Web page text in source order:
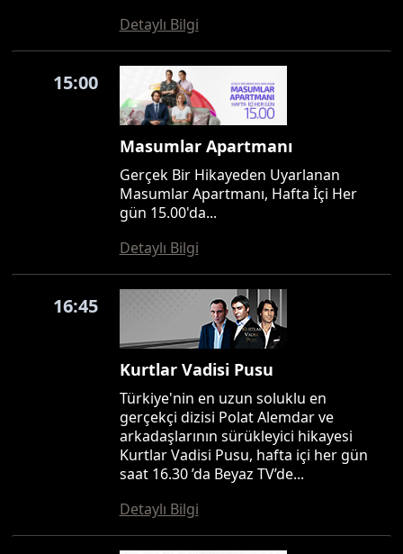
Detaylı Bilgi
15:00
Masumlar Apartmanı
Gerçek Bir Hikayeden Uyarlanan
Masumlar Apartmanı, Hafta İçi Her
gün 15.00'da...
Detaylı Bilgi
16:45
Kurtlar Vadisi Pusu
Türkiye'nin en uzun soluklu en
gerçekçi dizisi Polat Alemdar ve
arkadaşlarının sürükleyici hikayesi
Kurtlar Vadisi Pusu, hafta içi her gün
saat 16.30 ’da Beyaz TV’de...
Detaylı Bilgi